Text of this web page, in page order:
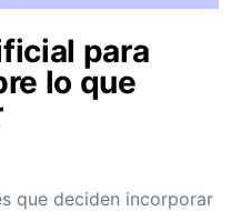
para
lo que
que deciden incorporar